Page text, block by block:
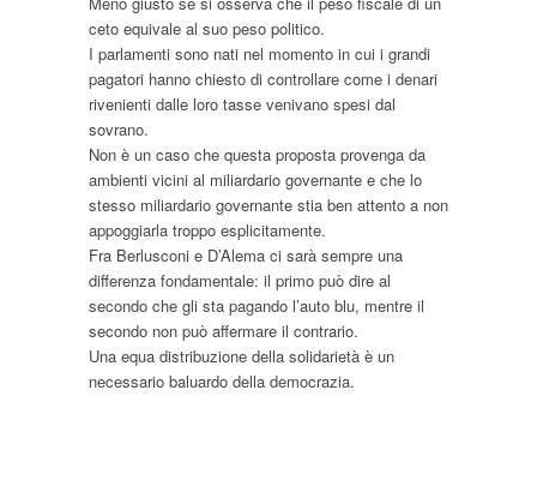
ceto equivale al suo peso politico.
I parlamenti sono nati nel momento in cui i grandi
pagatori hanno chiesto di controllare come i denari
rivenienti dalle loro tasse venivano spesi dal
sovrano.
Non è un caso che questa proposta provenga da
ambienti vicini al miliardario governante e che lo
stesso miliardario governante stia ben attento a non
appoggiarla troppo esplicitamente.
Fra Berlusconi e D’Alema ci sarà sempre una
differenza fondamentale: il primo può dire al
secondo che gli sta pagando l’auto blu, mentre il
secondo non può affermare il contrario.
Una equa distribuzione della solidarietà è un
necessario baluardo della democrazia.